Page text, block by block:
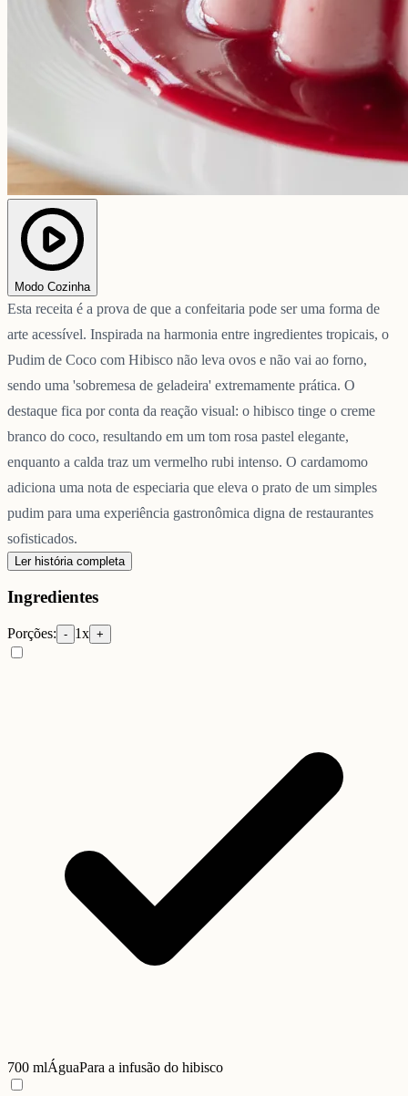
Modo Cozinha
Esta receita é a prova de que a confeitaria pode ser uma forma de
arte acessível. Inspirada na harmonia entre ingredientes tropicais, o
Pudim de Coco com Hibisco não leva ovos e não vai ao forno,
sendo uma 'sobremesa de geladeira' extremamente prática. O
destaque fica por conta da reação visual: o hibisco tinge o creme
branco do coco, resultando em um tom rosa pastel elegante,
enquanto a calda traz um vermelho rubi intenso. O cardamomo
adiciona uma nota de especiaria que eleva o prato de um simples
pudim para uma experiência gastronômica digna de restaurantes
sofisticados.
Ler história completa
Ingredientes
Porções: - 1x +
700 mlÁguaPara a infusão do hibisco